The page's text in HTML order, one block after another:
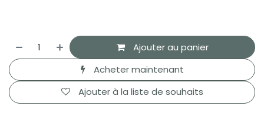
Ajouter au panier
Acheter maintenant
Ajouter à la liste de souhaits